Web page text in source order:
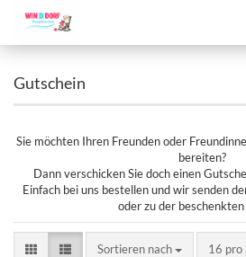
Gutschein
Sie möchten Ihren Freunden oder
bereiten?
Dann verschicken Sie doch einen
Einfach bei uns bestellen und wir senden
oder zu der beschenkten
Sortieren nach
Sortieren nach 16 pro
pro